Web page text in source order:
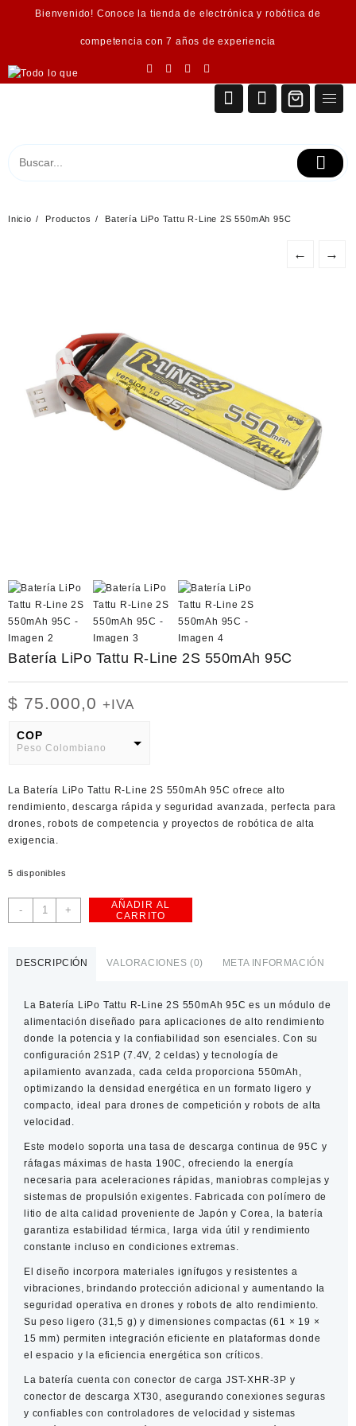
Bienvenido! Conoce la tienda de electrónica y robótica de
competencia con 7 años de experiencia
Inicio Productos Batería LiPo Tattu R-Line 2S 550mAh 95C
← →
Batería LiPo Tattu R-Line 2S 550mAh 95C
$ 75.000,0 +IVA
COP
Peso Colombiano
American Dollar
La Batería LiPo Tattu R-Line 2S 550mAh 95C ofrece alto
rendimiento, descarga rápida y seguridad avanzada, perfecta para
drones, robots de competencia y proyectos de robótica de alta
exigencia.
5 disponibles
-
Batería
LiPo
550mAh
95C
cantidad
+
AÑADIR AL
CARRITO
DESCRIPCIÓN VALORACIONES (0) META INFORMACIÓN
La Batería LiPo Tattu R-Line 2S 550mAh 95C es un módulo de
alimentación diseñado para aplicaciones de alto rendimiento
donde la potencia y la confiabilidad son esenciales. Con su
configuración 2S1P (7.4V, 2 celdas) y tecnología de
apilamiento avanzada, cada celda proporciona 550mAh ,
optimizando la densidad energética en un formato ligero y
compacto, ideal para drones de competición y robots de alta
velocidad.
Este modelo soporta unatasa de descarga continua de 95C y
ráfagas máximas de hasta 190C , ofreciendo la energía
necesaria para aceleraciones rápidas, maniobras complejas y
sistemas de propulsión exigentes. Fabricada conpolímero de
litio de alta calidad proveniente de Japón y Corea, la batería
garantiza estabilidad térmica, larga vida útil y rendimiento
constante incluso en condiciones extremas.
El diseño incorpora materiales ignífugos y resistentes a
vibraciones, brindando protección adicional y aumentando la
seguridad operativa en drones y robots de alto rendimiento.
Su peso ligero (31,5 g) y dimensiones compactas (61 × 19 ×
15 mm) permiten integración eficiente en plataformas donde
el espacio y la eficiencia energética son críticos.
La batería cuenta con conector de carga JST-XHR-3P y
conector de descarga XT30, asegurando conexiones seguras
y confiables con controladores de velocidad y sistemas